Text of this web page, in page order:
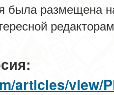
была размещена
articles/view/